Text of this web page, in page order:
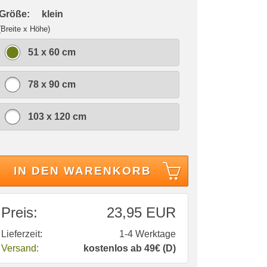
klein
x Höhe)
51 x 60 cm
78 x 90 cm
103 x 120 cm
IN DEN WARENKORB
Preis: 23,95 EUR
Lieferzeit:
1-4 Werktage
Versand:
kostenlos ab 49€ (D)